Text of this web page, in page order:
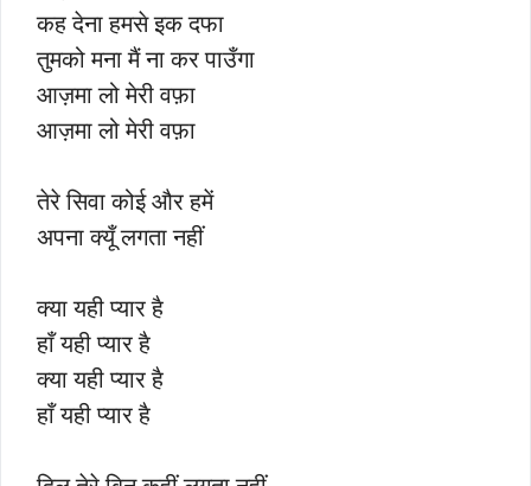
कह देना हमसे इक दफा
तुमको मना मैं ना कर पाउँगा
आज़मा लो मेरी वफ़ा
आज़मा लो मेरी वफ़ा
तेरे सिवा कोई और हमें
अपना क्यूँ लगता नहीं
क्या यही प्यार है
हाँ यही प्यार है
क्या यही प्यार है
हाँ यही प्यार है